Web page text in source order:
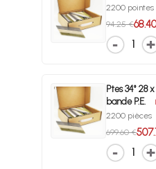
2200 pointes
94.25 €
1
Ptes 34° 28
bande P.E.
2200 pièces
699.60 €
1